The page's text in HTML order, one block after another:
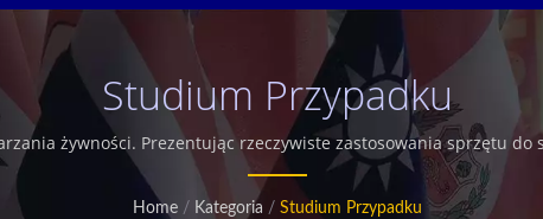
Studium Przypadku
żywności. Prezentując rzeczywiste zastosowania sprzętu
Hsing (TSHS) w zakresie integracji automatyzacji,
producentem maszyn spożywczych. Posiadamy
Home / Kategoria / Studium Przypadku